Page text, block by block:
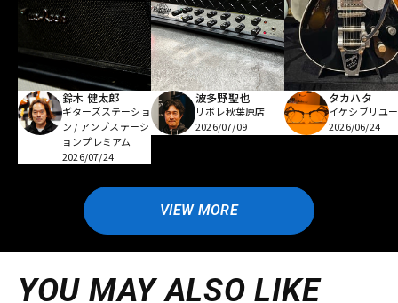
鈴木 健太郎
ギターズステーショ
ン / アンプステーシ
ョンプレミアム
2026/07/24
波多野聖也
リボレ秋葉原店
2026/07/09
タカハタ
イケシブリユ
2026/06/24
VIEW MORE
YOU MAY ALSO LIKE